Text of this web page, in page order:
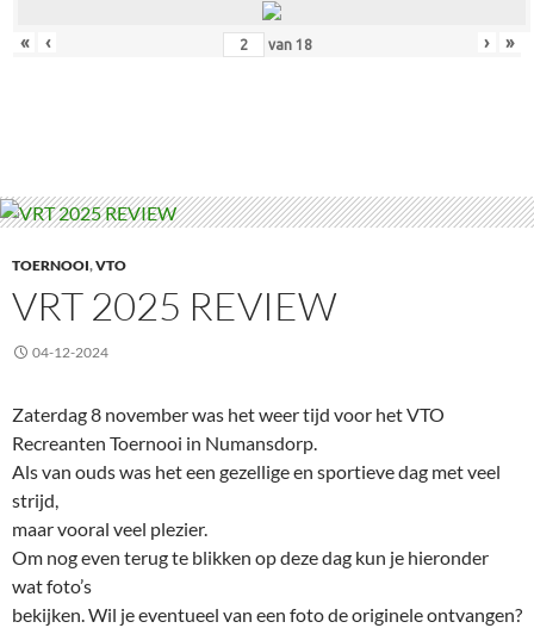
« ‹ van 18 › »
TOERNOOI,VTO
VRT 2025 REVIEW
04-12-2024
Zaterdag 8 november was het weer tijd voor het VTO
Recreanten Toernooi in Numansdorp.
Als van ouds was het een gezellige en sportieve dag met veel
strijd,
maar vooral veel plezier.
Om nog even terug te blikken op deze dag kun je hieronder
wat foto’s
bekijken. Wil je eventueel van een foto de originele ontvangen?